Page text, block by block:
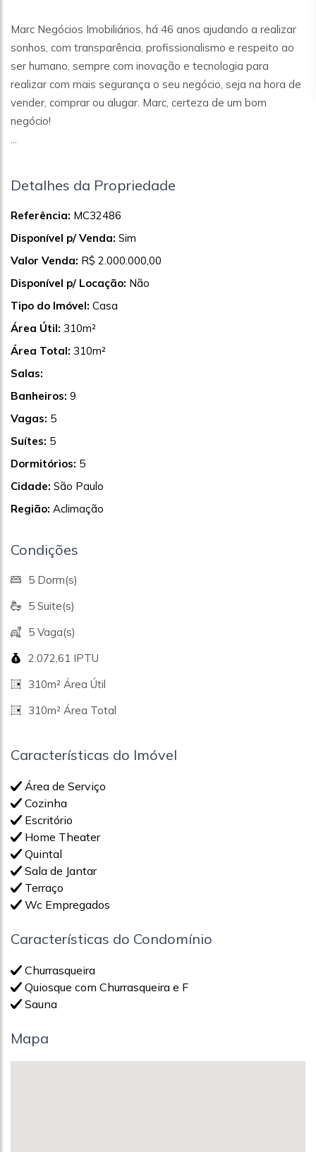
Marc Negócios Imobiliários, há 46 anos ajudando a realizar
sonhos, com transparência, profissionalismo e respeito ao
ser humano, sempre com inovação e tecnologia para
realizar com mais segurança o seu negócio, seja na hora de
vender, comprar ou alugar. Marc, certeza de um bom
negócio!
...
Detalhes da Propriedade
Referência: MC32486
Disponível p/ Venda: Sim
Valor Venda: R$ 2.000.000,00
Disponível p/ Locação: Não
Tipo do Imóvel: Casa
Área Útil: 310m²
Área Total: 310m²
Salas:
Banheiros: 9
Vagas: 5
Suítes: 5
Dormitórios: 5
Cidade: São Paulo
Região: Aclimação
Condições
5 Dorm(s)
5 Suite(s)
5 Vaga(s)
2.072,61 IPTU
310m² Área Útil
310m² Área Total
Características do Imóvel
Área de Serviço
Cozinha
Escritório
Home Theater
Quintal
Sala de Jantar
Terraço
Wc Empregados
Características do Condomínio
Churrasqueira
Quiosque com Churrasqueira e F
Sauna
Mapa